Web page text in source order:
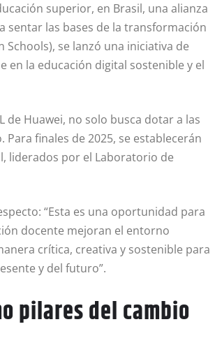
superior, en Brasil, una alianza
sentar las bases de la transformación
Schools), se lanzó una iniciativa de
en la educación digital sostenible y el
de Huawei, no solo busca dotar a las
finales de 2025, se establecerán
liderados por el Laboratorio de
“Esta es una oportunidad para
docente mejoran el entorno
crítica, creativa y sostenible para
y del futuro”.
pilares del cambio